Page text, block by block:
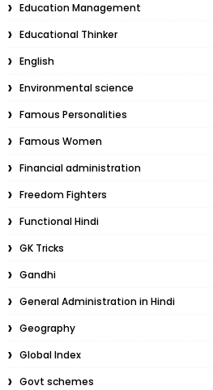
Education Management
Educational Thinker
English
Environmental science
Famous Personalities
Famous Women
Financial administration
Freedom Fighters
Functional Hindi
GK Tricks
Gandhi
General Administration in Hindi
Geography
Global Index
Govt schemes